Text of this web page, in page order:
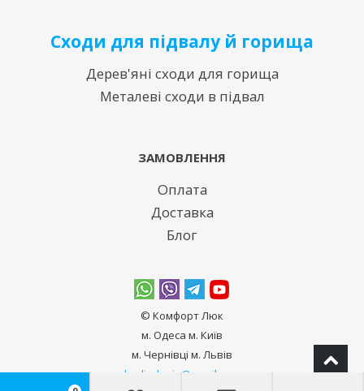
Сходи для підвалу й горища
Дерев'яні сходи для горища
Металеві сходи в підвал
ЗАМОВЛЕННЯ
Оплата
Доставка
Блог
© Комфорт Люк
м. Одеса м. Київ
м. Чернівці м. Львів
bodiadeeja@gmail.com